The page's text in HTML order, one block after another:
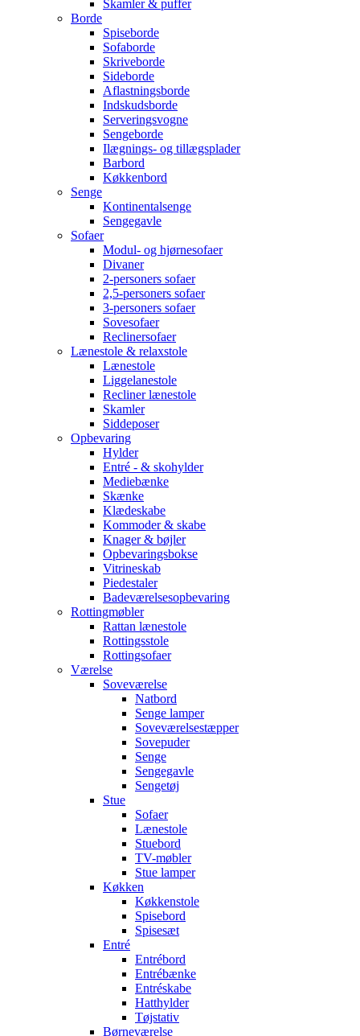
Skamler & puffer
Borde
Spiseborde
Sofaborde
Skriveborde
Sideborde
Aflastningsborde
Indskudsborde
Serveringsvogne
Sengeborde
Ilægnings- og tillægsplader
Barbord
Køkkenbord
Senge
Kontinentalsenge
Sengegavle
Sofaer
Modul- og hjørnesofaer
Divaner
2-personers sofaer
2,5-personers sofaer
3-personers sofaer
Sovesofaer
Reclinersofaer
Lænestole & relaxstole
Lænestole
Liggelanestole
Recliner lænestole
Skamler
Siddeposer
Opbevaring
Hylder
Entré - & skohylder
Mediebænke
Skænke
Klædeskabe
Kommoder & skabe
Knager & bøjler
Opbevaringsbokse
Vitrineskab
Piedestaler
Badeværelsesopbevaring
Rottingmøbler
Rattan lænestole
Rottingsstole
Rottingsofaer
Værelse
Soveværelse
Natbord
Senge lamper
Soveværelsestæpper
Sovepuder
Senge
Sengegavle
Sengetøj
Stue
Sofaer
Lænestole
Stuebord
TV-møbler
Stue lamper
Køkken
Køkkenstole
Spisebord
Spisesæt
Entré
Entrébord
Entrébænke
Entréskabe
Hatthylder
Tøjstativ
Børneværelse